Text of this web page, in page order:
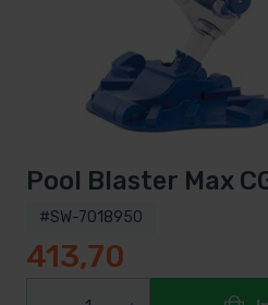
Pool Blaster Max
#SW-7018950
413,70